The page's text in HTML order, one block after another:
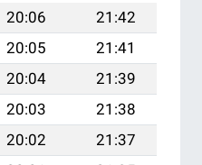
20:06
21:42
20:05
21:41
20:04
21:39
20:03
21:38
20:02
21:37